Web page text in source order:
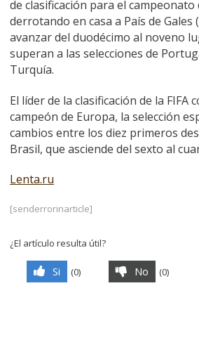
de clasificación para el campeonato
derrotando en casa a País de Gales
avanzar del duodécimo al noveno
superan a las selecciones de
Turquía.
El líder de la clasificación de la FIFA
campeón de Europa, la selección
cambios entre los diez primeros
Brasil, que asciende del sexto al
Lenta.ru
[senderrorinarticle]
¿El artículo resulta útil?
Si (0) No (0)